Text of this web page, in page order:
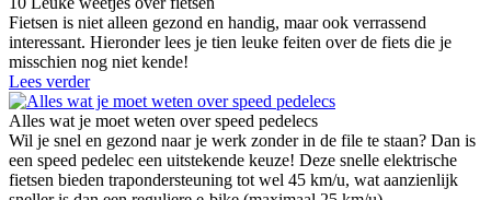
Fietsen is niet alleen gezond en handig, maar ook verrassend
interessant. Hieronder lees je tien leuke feiten over de fiets die je
misschien nog niet kende!
Lees verder
Alles wat je moet weten over speed pedelecs
Wil je snel en gezond naar je werk zonder in de file te staan? Dan is
een speed pedelec een uitstekende keuze! Deze snelle elektrische
fietsen bieden trapondersteuning tot wel 45 km/u, wat aanzienlijk